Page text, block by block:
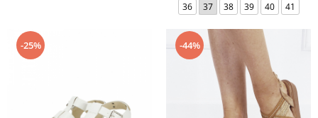
36 37 38 39 40 41
-25% -44%